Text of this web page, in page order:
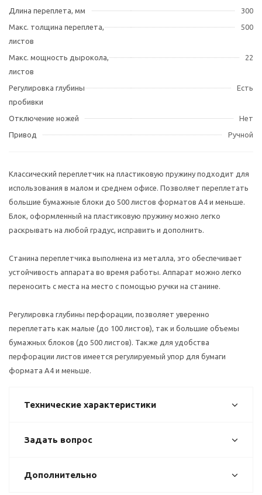
Длина переплета, мм
300
Макс. толщина переплета,
листов
500
Макс. мощность дырокола,
листов
22
Регулировка глубины
пробивки
Есть
Отключение ножей
Нет
Привод
Ручной
Классический переплетчик на пластиковую пружину подходит для
использования в малом и среднем офисе. Позволяет переплетать
большие бумажные блоки до 500 листов форматов А4 и меньше.
Блок, оформленный на пластиковую пружину можно легко
раскрывать на любой градус, исправить и дополнить.
Станина переплетчика выполнена из металла, это обеспечивает
устойчивость аппарата во время работы. Аппарат можно легко
переносить с места на место с помощью ручки на станине.
Регулировка глубины перфорации, позволяет уверенно
переплетать как малые (до 100 листов), так и большие объемы
бумажных блоков (до 500 листов). Также для удобства
перфорации листов имеется регулируемый упор для бумаги
формата А4 и меньше.
Технические характеристики
Задать вопрос
Дополнительно